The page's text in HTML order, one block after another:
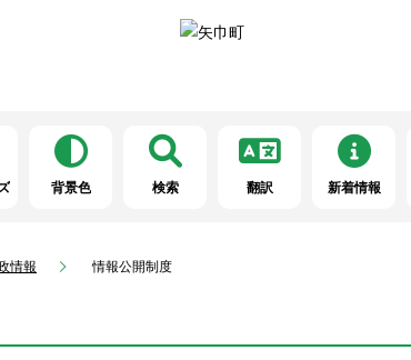
背景色 検索 翻訳 新着情報
情報 情報公開制度